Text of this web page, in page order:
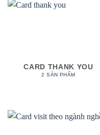
CARD THANK YOU
2 SẢN PHẨM